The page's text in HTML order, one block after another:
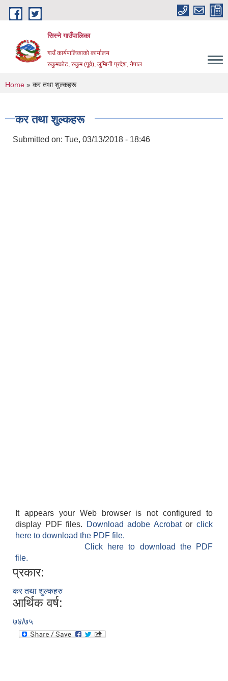
Skip to main content
सिस्ने गाउँपालिका
गाउँ कार्यपालिकाको कार्यालय
रुकुमकोट, रुकुम (पूर्व), लुम्बिनी प्रदेश, नेपाल
You are here
Home » कर तथा शुल्कहरू
कर तथा शुल्कहरू
Submitted on: Tue, 03/13/2018 - 18:46
It appears your Web browser is not configured to
display PDF files.
Download adobe Acrobatorclick
here to download the PDF file.
Click here to download the PDF
file.
प्रकार:
कर तथा शुल्कहरु
आर्थिक वर्ष:
७४/७५